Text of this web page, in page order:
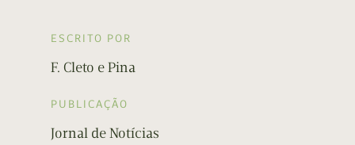
ESCRITO POR
F. Cleto e Pina
PUBLICAÇÃO
Jornal de Notícias